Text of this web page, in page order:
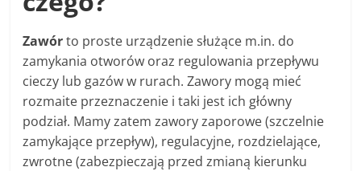
Zawórto proste urządzenie służące m.in. do
zamykania otworów oraz regulowania przepływu
cieczy lub gazów w rurach. Zawory mogą mieć
rozmaite przeznaczenie i taki jest ich główny
podział. Mamy zatem zawory zaporowe (szczelnie
zamykające przepływ), regulacyjne, rozdzielające,
zwrotne (zabezpieczają przed zmianą kierunku